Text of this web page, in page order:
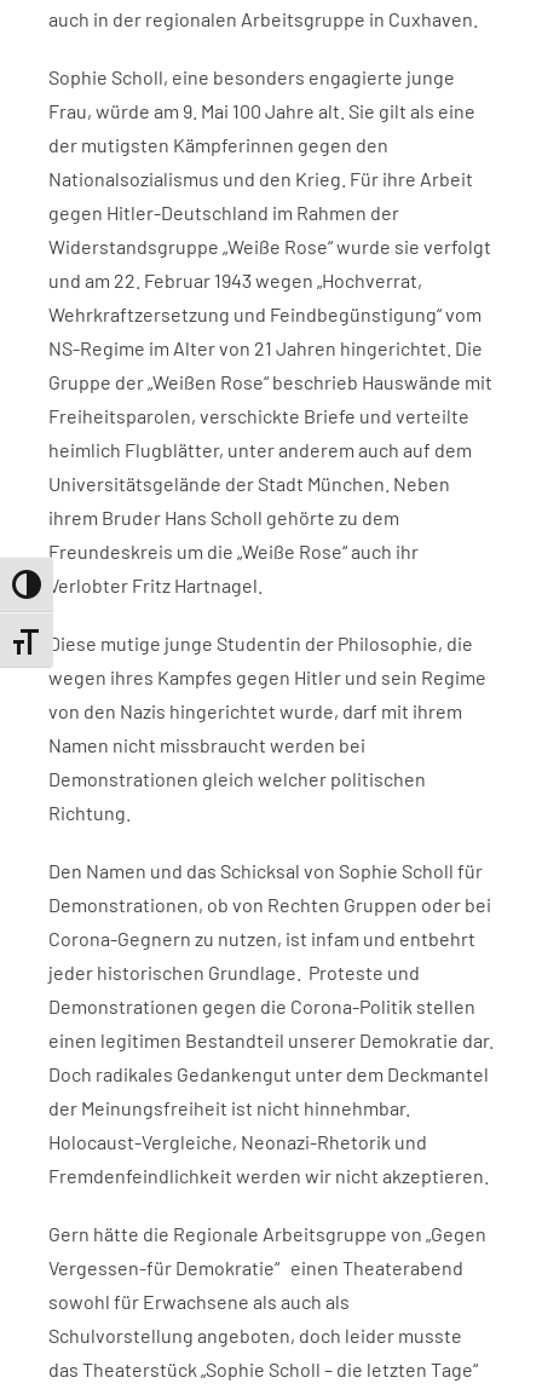
Umschalten auf hohe Kontraste
Schrift vergrößern
auch in der regionalen Arbeitsgruppe in Cuxhaven.
Sophie Scholl, eine besonders engagierte junge
Frau, würde am 9. Mai 100 Jahre alt. Sie gilt als eine
der mutigsten Kämpferinnen gegen den
Nationalsozialismus und den Krieg. Für ihre Arbeit
gegen Hitler-Deutschland im Rahmen der
Widerstandsgruppe „Weiße Rose“ wurde sie verfolgt
und am 22. Februar 1943 wegen „Hochverrat,
Wehrkraftzersetzung und Feindbegünstigung“ vom
NS-Regime im Alter von 21 Jahren hingerichtet. Die
Gruppe der „Weißen Rose“ beschrieb Hauswände mit
Freiheitsparolen, verschickte Briefe und verteilte
heimlich Flugblätter, unter anderem auch auf dem
Universitätsgelände der Stadt München. Neben
ihrem Bruder Hans Scholl gehörte zu dem
Freundeskreis um die „Weiße Rose“ auch ihr
Verlobter Fritz Hartnagel.
Diese mutige junge Studentin der Philosophie, die
wegen ihres Kampfes gegen Hitler und sein Regime
von den Nazis hingerichtet wurde, darf mit ihrem
Namen nicht missbraucht werden bei
Demonstrationen gleich welcher politischen
Richtung.
Den Namen und das Schicksal von Sophie Scholl für
Demonstrationen, ob von Rechten Gruppen oder bei
Corona-Gegnern zu nutzen, ist infam und entbehrt
jeder historischen Grundlage. Proteste und
Demonstrationen gegen die Corona-Politik stellen
einen legitimen Bestandteil unserer Demokratie dar.
Doch radikales Gedankengut unter dem Deckmantel
der Meinungsfreiheit ist nicht hinnehmbar.
Holocaust-Vergleiche, Neonazi-Rhetorik und
Fremdenfeindlichkeit werden wir nicht akzeptieren.
Gern hätte die Regionale Arbeitsgruppe von „Gegen
Vergessen-für Demokratie“ einen Theaterabend
sowohl für Erwachsene als auch als
Schulvorstellung angeboten, doch leider musste
das Theaterstück „Sophie Scholl – die letzten Tage“